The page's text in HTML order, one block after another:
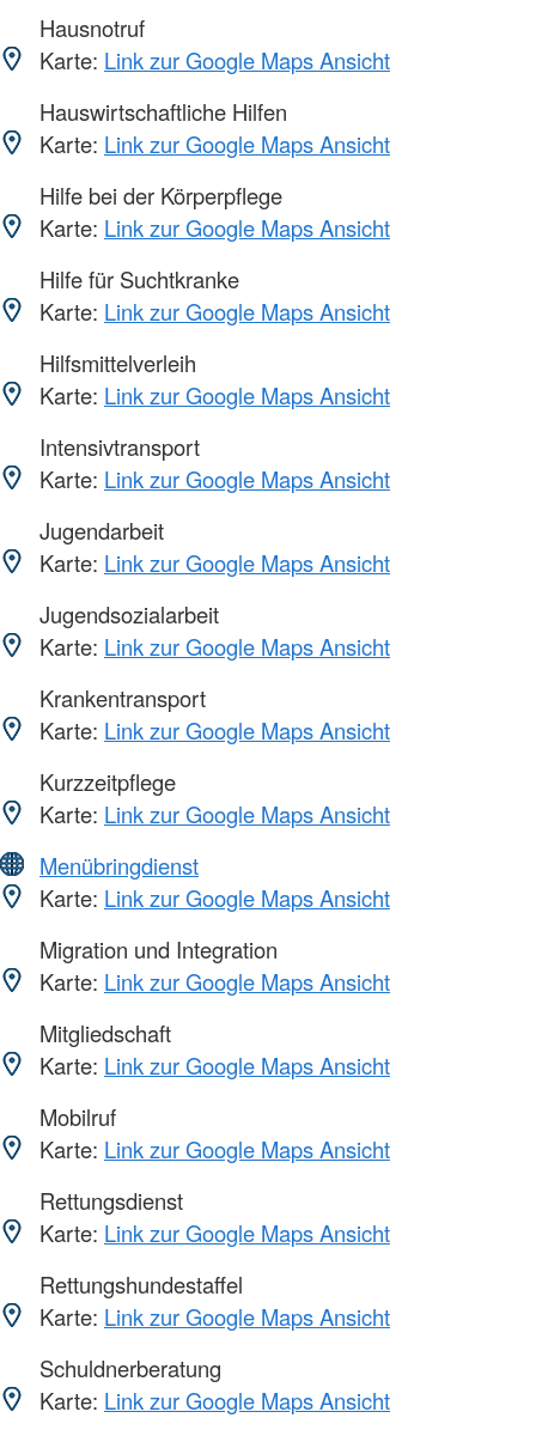
Hausnotruf
Karte: Link zur Google Maps Ansicht
Hauswirtschaftliche Hilfen
Karte: Link zur Google Maps Ansicht
Hilfe bei der Körperpflege
Karte: Link zur Google Maps Ansicht
Hilfe für Suchtkranke
Karte: Link zur Google Maps Ansicht
Hilfsmittelverleih
Karte: Link zur Google Maps Ansicht
Intensivtransport
Karte: Link zur Google Maps Ansicht
Jugendarbeit
Karte: Link zur Google Maps Ansicht
Jugendsozialarbeit
Karte: Link zur Google Maps Ansicht
Krankentransport
Karte: Link zur Google Maps Ansicht
Kurzzeitpflege
Karte: Link zur Google Maps Ansicht
Menübringdienst
Karte: Link zur Google Maps Ansicht
Migration und Integration
Karte: Link zur Google Maps Ansicht
Mitgliedschaft
Karte: Link zur Google Maps Ansicht
Mobilruf
Karte: Link zur Google Maps Ansicht
Rettungsdienst
Karte: Link zur Google Maps Ansicht
Rettungshundestaffel
Karte: Link zur Google Maps Ansicht
Schuldnerberatung
Karte: Link zur Google Maps Ansicht